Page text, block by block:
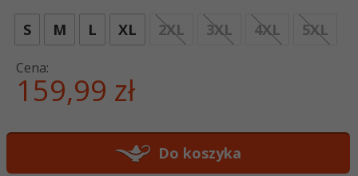
S M L XL 2XL 3XL 4XL 5XL
Cena:
159,99 zł
Do koszyka